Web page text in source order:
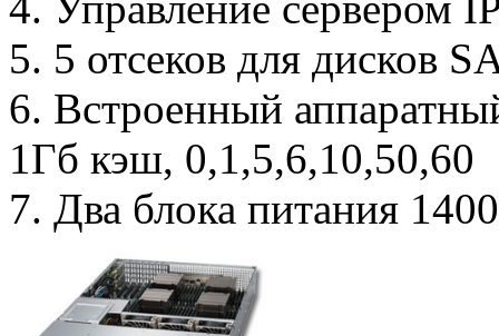
5. 5 отсеков для дисков
6. Встроенный
1Гб кэш, 0,1,5,6,10,50,60
7. Два блока питания